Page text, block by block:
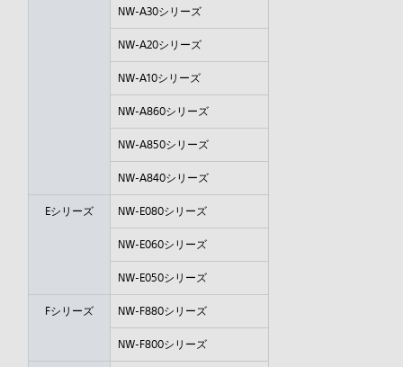
NW-A30シリーズ
NW-A20シリーズ
NW-A10シリーズ
NW-A860シリーズ
NW-A850シリーズ
NW-A840シリーズ
Eシリーズ NW-E080シリーズ
NW-E060シリーズ
NW-E050シリーズ
Fシリーズ NW-F880シリーズ
NW-F800シリーズ